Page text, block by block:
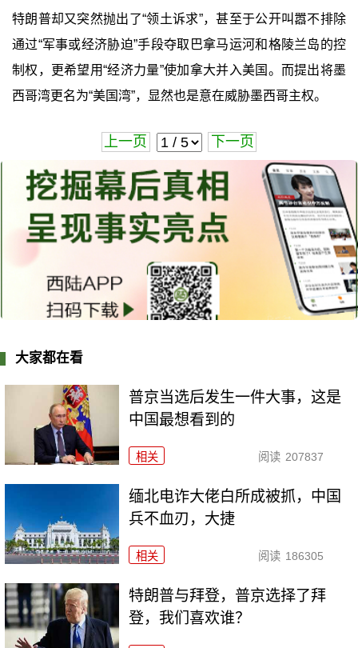
特朗普却又突然抛出了“领土诉求”，甚至于公开叫嚣不排除
通过“军事或经济胁迫”手段夺取巴拿马运河和格陵兰岛的控
制权，更希望用“经济力量”使加拿大并入美国。而提出将墨
西哥湾更名为“美国湾”，显然也是意在威胁墨西哥主权。
上一页 下一页
大家都在看
普京当选后发生一件大事，这是
中国最想看到的
相关 阅读 207837
缅北电诈大佬白所成被抓，中国
兵不血刃，大捷
相关 阅读 186305
特朗普与拜登，普京选择了拜
登，我们喜欢谁？